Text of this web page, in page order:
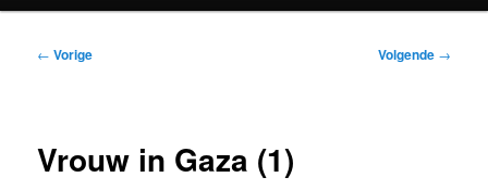
Bericht
← Vorige Volgende →
Vrouw in Gaza (1)